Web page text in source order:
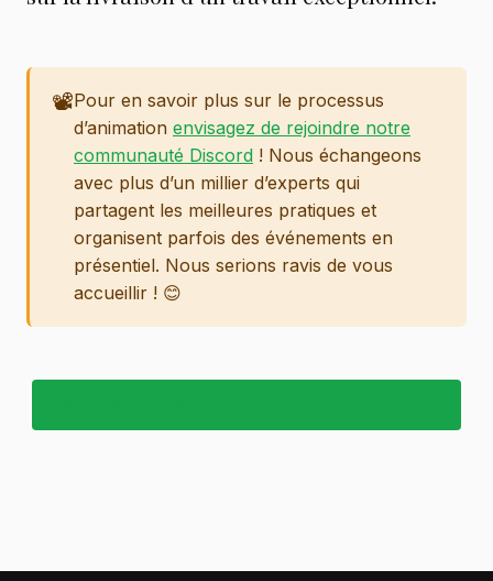
📽️Pour en savoir plus sur le processus
d’animation envisagez de rejoindre notre
communauté Discord ! Nous échangeons
avec plus d’un millier d’experts qui
partagent les meilleures pratiques et
organisent parfois des événements en
présentiel. Nous serions ravis de vous
accueillir ! 😊